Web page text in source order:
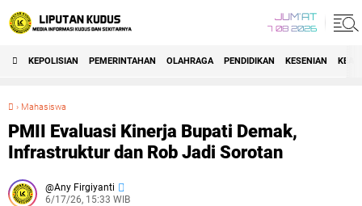
JUM'AT
7 08 2026
KEPOLISIAN PEMERINTAHAN OLAHRAGA PENDIDIKAN KESENIAN
› Mahasiswa
PMII Evaluasi Kinerja Bupati Demak,
Infrastruktur dan Rob Jadi Sorotan
Any Firgiyanti
6/17/26, 15:33 WIB